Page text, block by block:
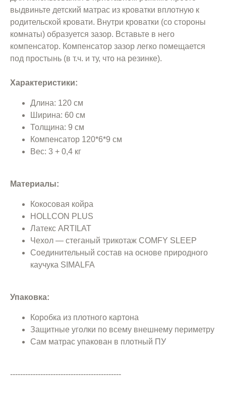
выдвиньте детский матрас из кроватки вплотную к
родительской кровати. Внутри кроватки (со стороны
комнаты) образуется зазор. Вставьте в него
компенсатор. Компенсатор зазор легко помещается
под простынь (в т.ч. и ту, что на резинке).
Характеристики:
Длина: 120 см
Ширина: 60 см
Толщина: 9 см
Компенсатор 120*6*9 см
Вес: 3 + 0,4 кг
Материалы:
Кокосовая койра
HOLLCON PLUS
Латекс ARTILAT
Чехол — стеганый трикотаж COMFY SLEEP
Соединительный состав на основе природного
каучука SIMALFA
Упаковка:
Коробка из плотного картона
Защитные уголки по всему внешнему периметру
Сам матрас упакован в плотный ПУ
--------------------------------------------